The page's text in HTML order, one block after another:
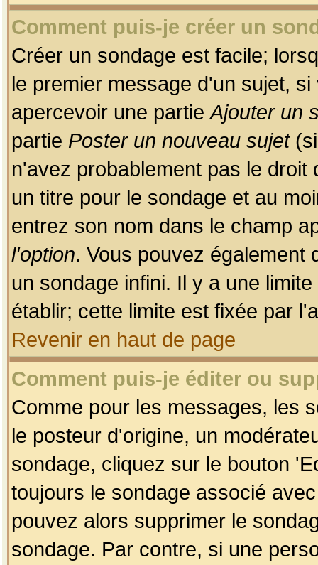
Comment puis-je créer un
Créer un sondage est facile;
le premier message d'un sujet,
apercevoir une partieAjouter un
partie Poster un nouveau sujet(si
n'avez probablement pas le
un titre pour le sondage et au
entrez son nom dans le champ
l'option. Vous pouvez également
un sondage infini. Il y a une
établir; cette limite est fixée par
Revenir en haut de page
Comment puis-je éditer ou
Comme pour les messages, les
le posteur d'origine, un
sondage, cliquez sur le bouton
toujours le sondage associé
pouvez alors supprimer le
sondage. Par contre, si une